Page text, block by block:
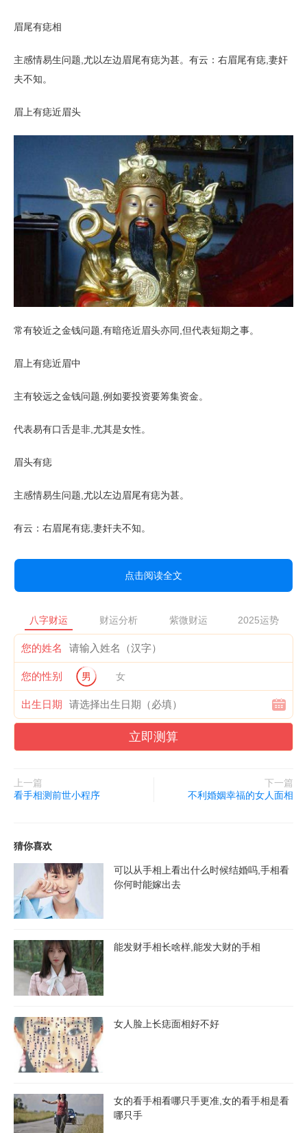
眉尾有痣相
主感情易生问题,尤以左边眉尾有痣为甚。有云：右眉尾有痣,妻奸
夫不知。
眉上有痣近眉头
常有较近之金钱问题,有暗疮近眉头亦同,但代表短期之事。
眉上有痣近眉中
主有较远之金钱问题,例如要投资要筹集资金。
代表易有口舌是非,尤其是女性。
眉头有痣
主感情易生问题,尤以左边眉尾有痣为甚。
有云：右眉尾有痣,妻奸夫不知。
点击阅读全文
八字财运 财运分析 紫微财运 2025运势
您的姓名
您的性别 男 女
出生日期
立即测算
上一篇
看手相测前世小程序
下一篇
不利婚姻幸福的女人面相
猜你喜欢
可以从手相上看出什么时候结婚吗,手相看
你何时能嫁出去
能发财手相长啥样,能发大财的手相
女人脸上长痣面相好不好
女的看手相看哪只手更准,女的看手相是看
哪只手